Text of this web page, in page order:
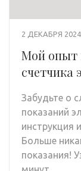
2 ДЕКАБРЯ 2024
Мой опыт
счетчика
Забудьте о
показаний
инструкция
Больше
показания!